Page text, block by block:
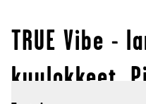
TRUE Vibe -
kuulokkeet,